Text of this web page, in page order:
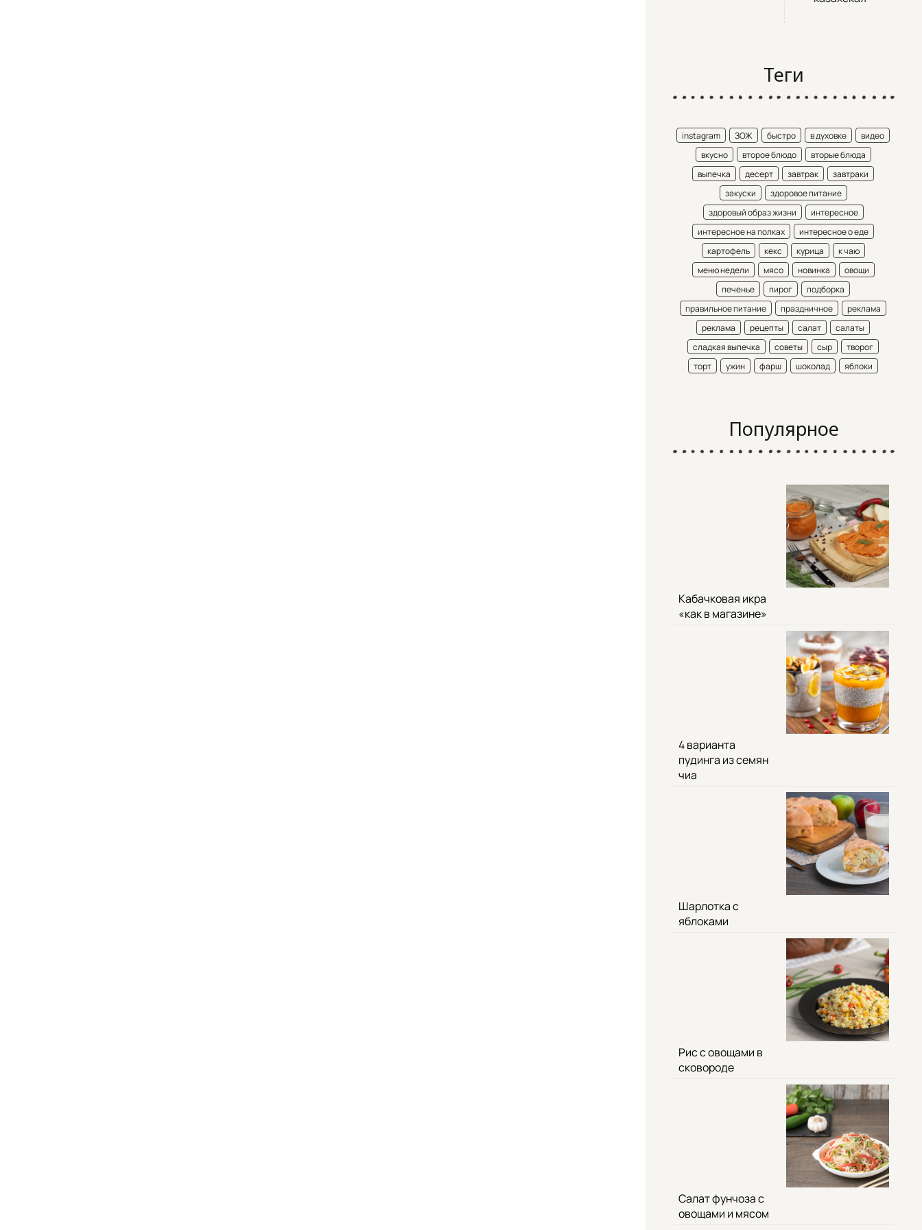
Теги
instagram ЗОЖ быстро в духовке
видео
вкусно
второе блюдо
вторые блюда
выпечка
десерт завтрак
завтраки
закуски
здоровое питание
здоровый образ жизни
интересное
интересное на полках
интересное о еде
картофель
кекс курица
к чаю
меню недели
мясо новинка
овощи
печенье
пирог
подборка
правильное питание
праздничное
реклама
реклама
рецепты салат
салаты
сладкая выпечка
советы сыр
творог
торт
ужин фарш шоколад яблоки
Популярное
Кабачковая икра
«как в магазине»
4 варианта
пудинга из семян
чиа
Шарлотка с
яблоками
Рис с овощами в
сковороде
Салат фунчоза с
овощами и мясом